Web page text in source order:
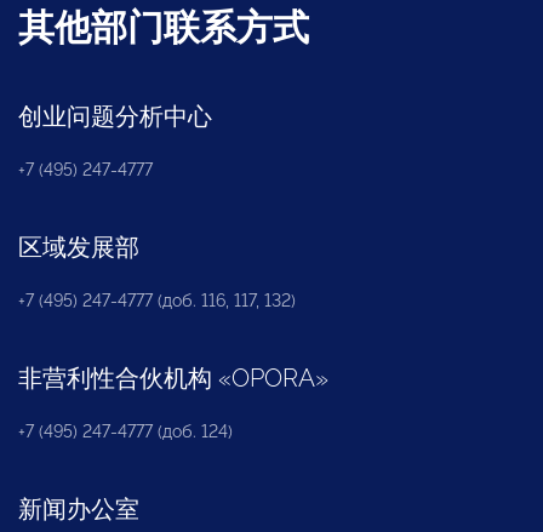
其他部门联系方式
创业问题分析中心
+7 (495) 247-4777
区域发展部
+7 (495) 247-4777 (доб. 116, 117, 132)
非营利性合伙机构 «OPORA»
+7 (495) 247-4777 (доб. 124)
新闻办公室